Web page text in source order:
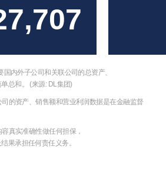
内外子公司和关联公司的总资产、
总和。 (来源: DL集团)
的资产、销售额和营业利润数据是在金融监督
真实准确性做任何担保，
果承担任何责任义务。